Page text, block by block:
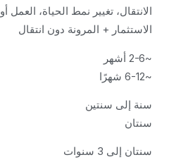
الانتقال، تغيير نمط الحياة، العمل
الاستثمار + المرونة دون انتقال
~2-6 أشهر
~6-12 شهرًا
سنة إلى سنتين
سنتان
سنتان إلى 3 سنوات